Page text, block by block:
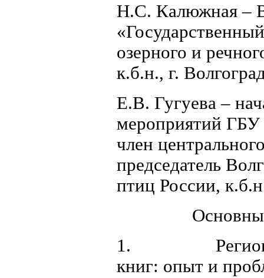
Н.С. Калюжная –
озерного и
к.б.н., г.
Е.В. Гугуева –
мероприятий
член
председатель
птиц России,
1.
книг: опыт и